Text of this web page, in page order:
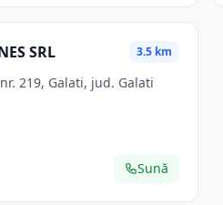
SRL 3.5 km
219, Galati, jud. Galati
Sună